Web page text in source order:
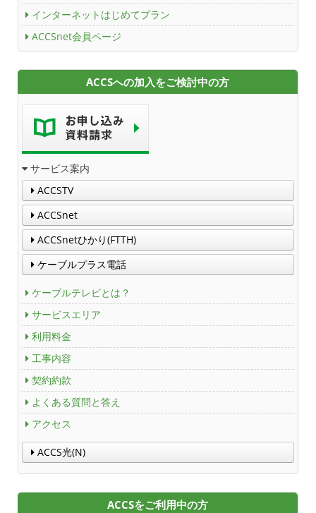
インターネットはじめてプラン
ACCSnet会員ページ
ACCSへの加入をご検討中の方
サービス案内
ACCSTV
ACCSnet
ACCSnetひかり(FTTH)
ケーブルプラス電話
ケーブルテレビとは？
サービスエリア
利用料金
工事内容
契約約款
よくある質問と答え
アクセス
ACCS光(N)
ACCSをご利用中の方